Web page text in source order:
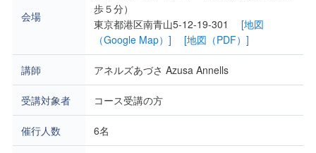
会場
歩５分）
東京都港区南青山5-12-19-301 [地図
（Google Map）]
[地図（PDF）]
講師 アネルズあづさ Azusa Annells
受講対象者 コース受講の方
催行人数 6名